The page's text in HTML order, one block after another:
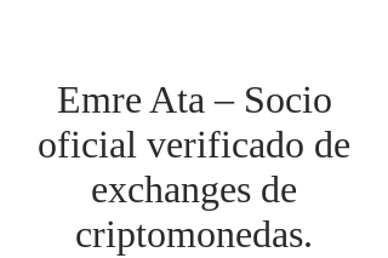
Emre Ata – Socio
oficial verificado de
exchanges de
criptomonedas.